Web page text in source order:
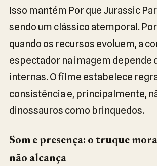
Isso mantém Por que Jurassic
sendo um clássico atemporal.
quando os recursos evoluem, a
espectador na imagem depende
internas. O filme estabelece
consistência e, principalmente,
dinossauros como brinquedos.
Som e presença: o truque
não alcança